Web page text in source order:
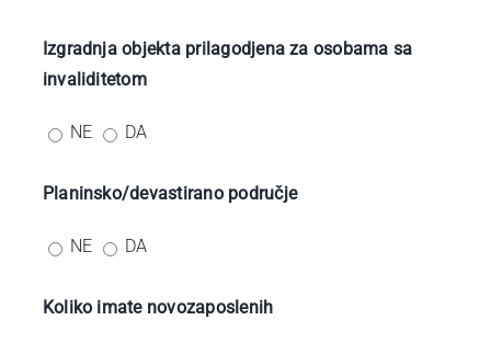
Izgradnja objekta prilagodjena za osobama sa
invaliditetom
NE DA
Planinsko/devastirano područje
NE DA
Koliko imate novozaposlenih